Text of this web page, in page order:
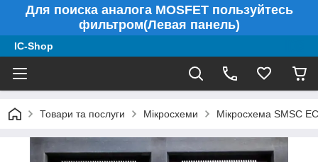
Для поиска аналога MOSFET пользуйтесь
фильтром(Левая панель)
IC-Shop
Товари та послуги Мікросхеми Мікросхема SMSC